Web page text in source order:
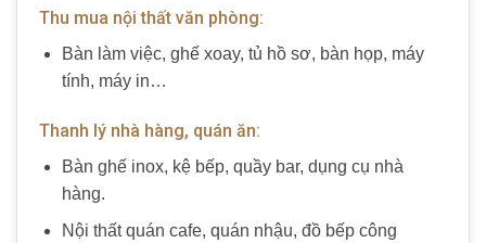
Thu mua nội thất văn phòng:
Bàn làm việc, ghế xoay, tủ hồ sơ, bàn họp, máy
tính, máy in…
Thanh lý nhà hàng, quán ăn:
Bàn ghế inox, kệ bếp, quầy bar, dụng cụ nhà
hàng.
Nội thất quán cafe, quán nhậu, đồ bếp công